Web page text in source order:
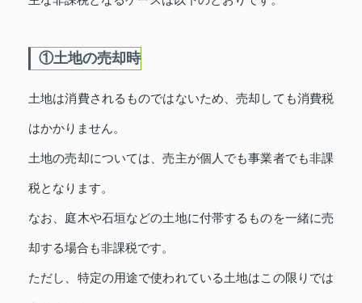
①土地の売却時
土地は消費されるものではないため、売却しても消費税
はかかりません。
土地の売却については、売主が個人でも事業者でも非課
税となります。
なお、庭木や石垣などの土地に付帯するものを一緒に売
却する場合も非課税です。
ただし、特定の用途で使われている土地はこの限りでは